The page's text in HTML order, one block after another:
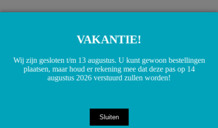
VAKANTIE!
Wij zijn gesloten t/m 13 augustus. U kunt gewoon bestellingen
plaatsen, maar houd er rekening mee dat deze pas op 14
augustus 2026 verstuurd zullen worden!
Sluiten